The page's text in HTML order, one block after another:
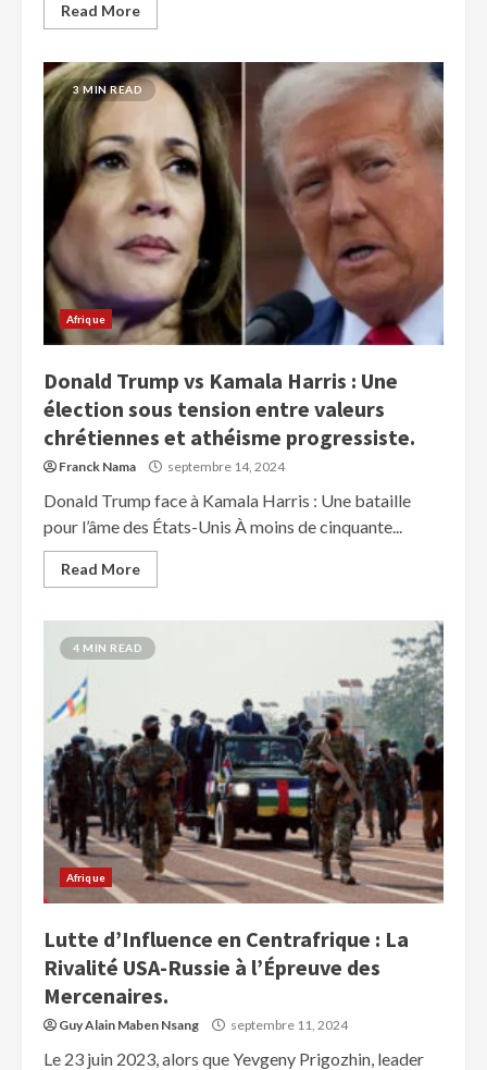
Read More
3 MIN READ
Afrique
Donald Trump vs Kamala Harris : Une
élection sous tension entre valeurs
chrétiennes et athéisme progressiste.
Franck Nama septembre 14, 2024
Donald Trump face à Kamala Harris : Une bataille
pour l’âme des États-Unis À moins de cinquante...
Read More
4 MIN READ
Afrique
Lutte d’Influence en Centrafrique : La
Rivalité USA-Russie à l’Épreuve des
Mercenaires.
Guy Alain Maben Nsang septembre 11, 2024
Le 23 juin 2023, alors que Yevgeny Prigozhin, leader